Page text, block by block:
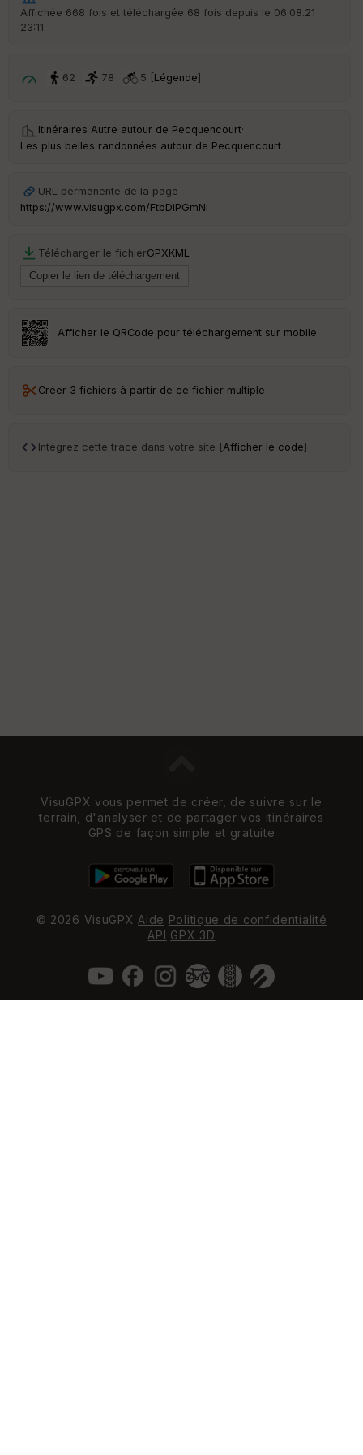
Affichée 668 fois et téléchargée 68 fois depuis le 06.08.21
23:11
62 78 5 [Légende]
Itinéraires Autre autour de Pecquencourt·
Les plus belles randonnées autour de Pecquencourt
URL permanente de la page
https://www.visugpx.com/FtbDiPGmNl
Télécharger le fichierGPXKML
Afficher le QRCode pour téléchargement sur mobile
Créer 3 fichiers à partir de ce fichier multiple
Intégrez cette trace dans votre site [Afficher le code]
VisuGPX vous permet de créer, de suivre sur le
terrain, d'analyser et de partager vos itinéraires
GPS de façon simple et gratuite
© 2026 VisuGPX Aide Politique de confidentialité
API GPX 3D